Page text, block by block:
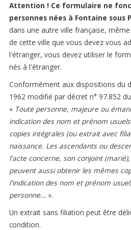
URBANISME
RISQUES MAJEURS
CONTACTER LA MAIRIE
Mairie de Fontaine sous
Place de la République
76160 Fontaine-Sous-
Tél : 02 35 59 02 16
Nous envoyer un Email
NOS HORAIRES
Lundi :09h00-12h00 et
Mardi : 09h00-12h00 et
Mercredi :
Jeudi : 09h00-12h00 et
Vendredi :
Attention ! Ce formulaire ne
personnes nées à Fontaine sous
dans une autre ville française,
de cette ville que vous devez vous
l'étranger, vous devez utiliser le
nés à l'étranger.
Conformément aux dispositions du
1962 modifié par décret n° 97.852
« Toute personne, majeure ou
indication des nom et prénom
copies intégrales (ou extrait avec
naissance. Les ascendants ou
l'acte concerne, son conjoint
peuvent aussi obtenir les mêmes
l'indication des nom et prénom
personne… ».
Un extrait sans filiation peut être
condition.